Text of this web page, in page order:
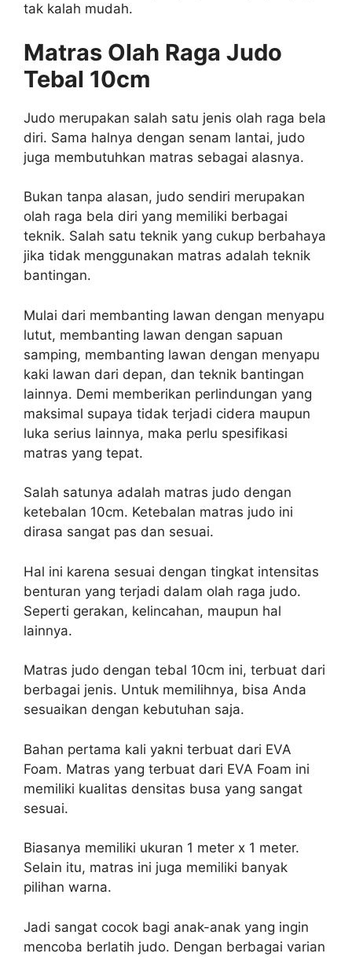
tak kalah mudah.
Matras Olah Raga Judo
Tebal 10cm
Judo merupakan salah satu jenis olah raga bela
diri. Sama halnya dengan senam lantai, judo
juga membutuhkan matras sebagai alasnya.
Bukan tanpa alasan, judo sendiri merupakan
olah raga bela diri yang memiliki berbagai
teknik. Salah satu teknik yang cukup berbahaya
jika tidak menggunakan matras adalah teknik
bantingan.
Mulai dari membanting lawan dengan menyapu
lutut, membanting lawan dengan sapuan
samping, membanting lawan dengan menyapu
kaki lawan dari depan, dan teknik bantingan
lainnya. Demi memberikan perlindungan yang
maksimal supaya tidak terjadi cidera maupun
luka serius lainnya, maka perlu spesifikasi
matras yang tepat.
Salah satunya adalah matras judo dengan
ketebalan 10cm. Ketebalan matras judo ini
dirasa sangat pas dan sesuai.
Hal ini karena sesuai dengan tingkat intensitas
benturan yang terjadi dalam olah raga judo.
Seperti gerakan, kelincahan, maupun hal
lainnya.
Matras judo dengan tebal 10cm ini, terbuat dari
berbagai jenis. Untuk memilihnya, bisa Anda
sesuaikan dengan kebutuhan saja.
Bahan pertama kali yakni terbuat dari EVA
Foam. Matras yang terbuat dari EVA Foam ini
memiliki kualitas densitas busa yang sangat
sesuai.
Biasanya memiliki ukuran 1 meter x 1 meter.
Selain itu, matras ini juga memiliki banyak
pilihan warna.
Jadi sangat cocok bagi anak-anak yang ingin
mencoba berlatih judo. Dengan berbagai varian